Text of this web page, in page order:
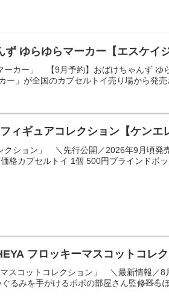
ず ゆらゆらマーカー【エスケイ
ーカー」 【9月予約】おばけちゃんず ゆ
ー」が全国のカプセルトイ売り場から発
ィギュアコレクション【ケンエ
クション」 ＼先行公開／2026年9月頃発
格カプセルトイ 1個 500円ブラインドボ
フロッキーマスコットコレ
スコットコレクション」 ＼最新情報／
るみを手がけるボボの部屋さん監修🧸💪